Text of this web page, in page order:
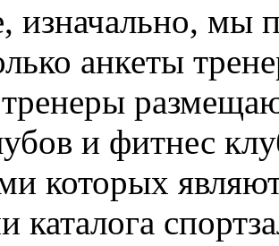
изначально, мы
анкеты
и фитнес
которых
каталога